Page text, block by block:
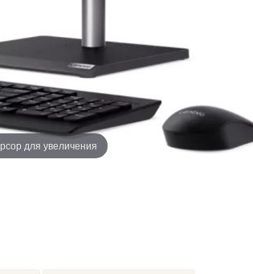
для увеличения